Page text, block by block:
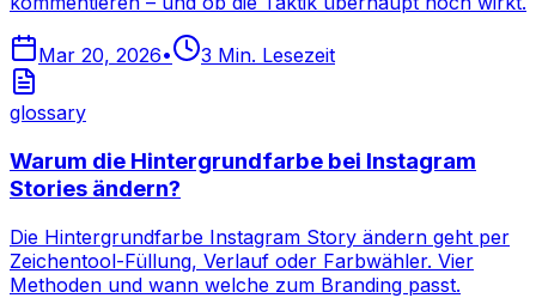
Mar 20, 2026• 3 Min. Lesezeit
glossary
Warum die Hintergrundfarbe bei Instagram
Stories ändern?
Die Hintergrundfarbe Instagram Story ändern geht per
Zeichentool-Füllung, Verlauf oder Farbwähler. Vier
Methoden und wann welche zum Branding passt.